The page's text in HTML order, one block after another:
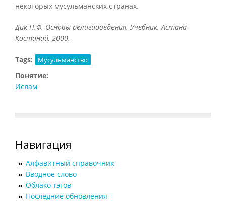
некоторых мусульманских странах.
Дик П.Ф. Основы религиоведения. Учебник. Астана-
Костанай, 2000.
Tags: Мусульманство
Понятие:
Ислам
Навигация
Алфавитный справочник
Вводное слово
Облако тэгов
Последние обновления